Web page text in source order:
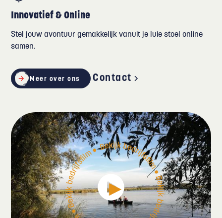
Innovatief & Online
Stel jouw avontuur gemakkelijk vanuit je luie stoel online
samen.
Meer over ons Contact